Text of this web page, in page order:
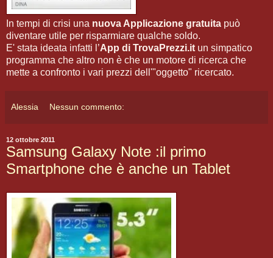
In tempi di crisi una nuova Applicazione gratuita può
diventare utile per risparmiare qualche soldo.
E' stata ideata infatti l’App di TrovaPrezzi.it un simpatico
programma che altro non è che un motore di ricerca che
mette a confronto i vari prezzi dell'"oggetto" ricercato.
Alessia Nessun commento:
12 ottobre 2011
Samsung Galaxy Note :il primo
Smartphone che è anche un Tablet